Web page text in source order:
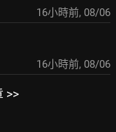
16小時前, 08/06
16小時前, 08/06
>>